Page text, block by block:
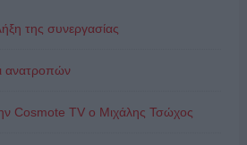
της συνεργασίας
ανατροπών
Cosmote TV o Μιχάλης Τσώχος